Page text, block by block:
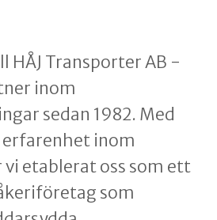
HÅJ Transporter AB -
inom
sedan 1982. Med
inom
vi etablerat oss som ett
som